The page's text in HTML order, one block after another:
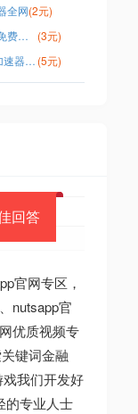
全网(2元)
每天都有免费时长的VP
(3元)
老王nvp加速器下载 (5元)
回答
官网专区，
nutsapp官
优质视频专
键词金融
我们开发好
的专业人士